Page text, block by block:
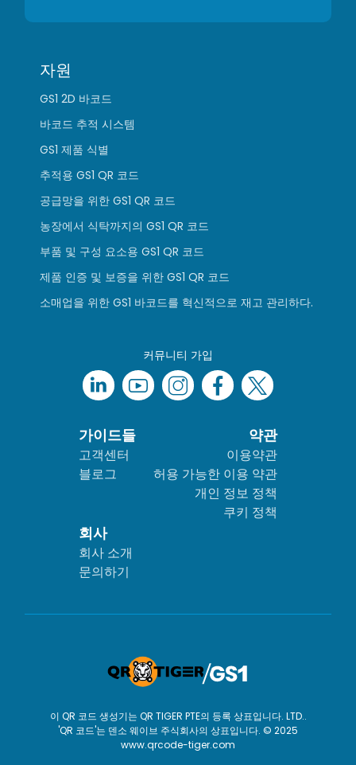
자원
GS1 2D 바코드
바코드 추적 시스템
GS1 제품 식별
추적용 GS1 QR 코드
공급망을 위한 GS1 QR 코드
농장에서 식탁까지의 GS1 QR 코드
부품 및 구성 요소용 GS1 QR 코드
제품 인증 및 보증을 위한 GS1 QR 코드
소매업을 위한 GS1 바코드를 혁신적으로 재고 관리하다.
커뮤니티 가입
가이드들
고객센터
블로그
약관
이용약관
허용 가능한 이용 약관
개인 정보 정책
쿠키 정책
회사
회사 소개
문의하기
이 QR 코드 생성기는 QR TIGER PTE의 등록 상표입니다. LTD..
'QR 코드'는 덴소 웨이브 주식회사의 상표입니다. © 2025
www.qrcode-tiger.com